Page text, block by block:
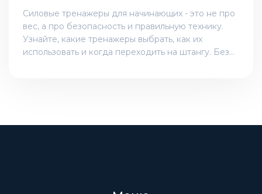
Силовые тренажеры для начинающих - это не про
вес, а про безопасность и правильную технику.
Узнайте, какие тренажеры выбрать, как их
использовать и когда переходить на штангу. Без